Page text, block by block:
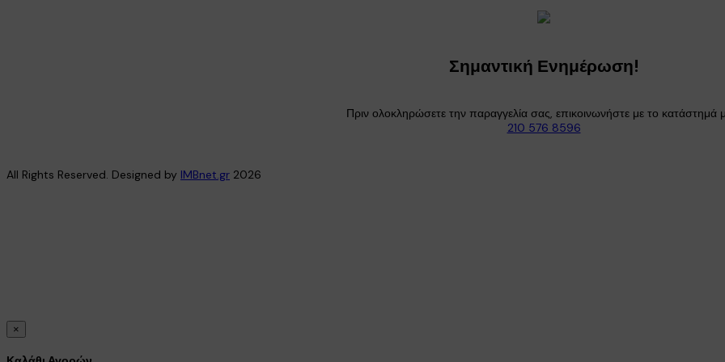
Σημαντική Ενημέρωση!
Πριν ολοκληρώσετε την παραγγελία σας, επικοινωνήστε με το κατάστημά
210 576 8596
All Rights Reserved. Designed by IMBnet.gr 2026
×